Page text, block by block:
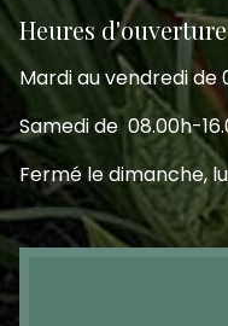
Heures d'ouverture
Mardi au vendredi de
Samedi de 08.00h-
Fermé le dimanche,